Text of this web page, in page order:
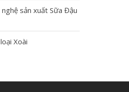
sản xuất Sữa Đậu
Xoài